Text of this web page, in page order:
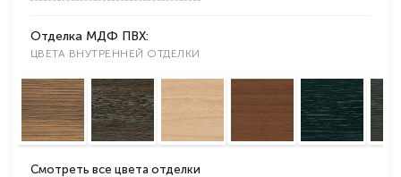
Отделка МДФ ПВХ:
ЦВЕТА ВНУТРЕННЕЙ ОТДЕЛКИ
Смотреть все цвета отделки